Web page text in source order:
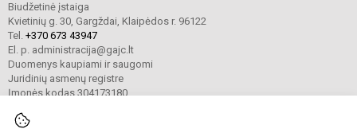
Biudžetinė įstaiga
Kvietinių g. 30, Gargždai, Klaipėdos r. 96122
Tel. +370 673 43947
El. p. administracija@gajc.lt
Duomenys kaupiami ir saugomi
Juridinių asmenų registre
Įmonės kodas 304173180